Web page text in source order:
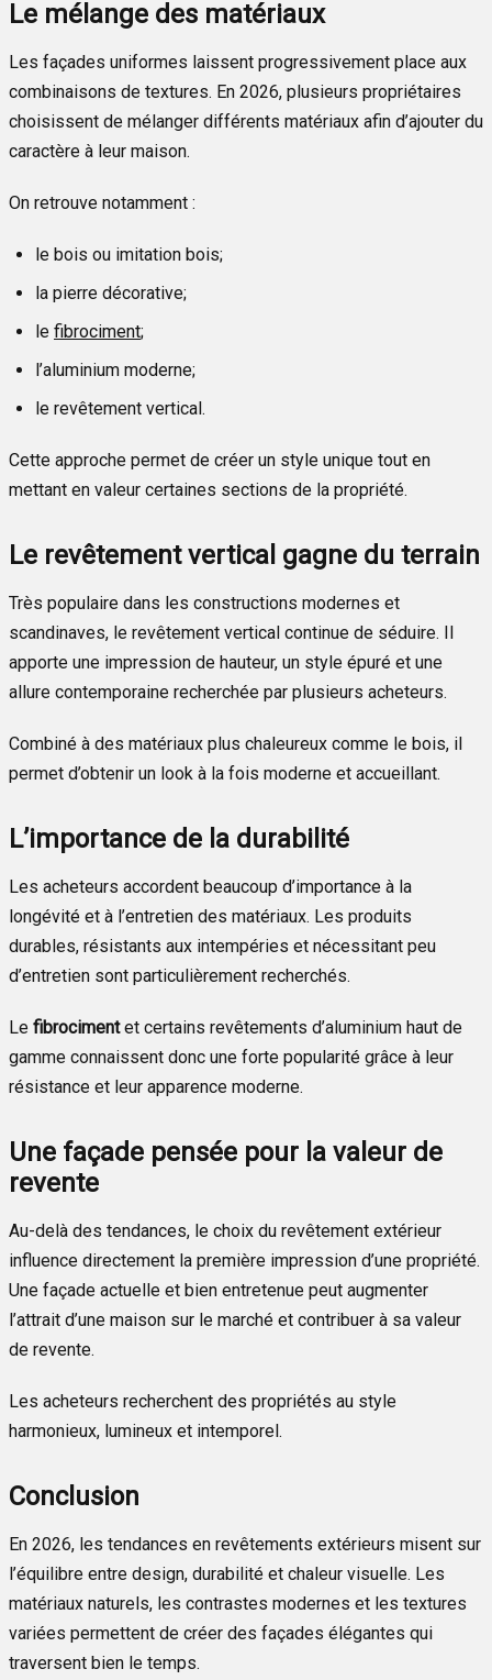
Le mélange des matériaux
Les façades uniformes laissent progressivement place aux
combinaisons de textures. En 2026, plusieurs propriétaires
choisissent de mélanger différents matériaux afin d’ajouter du
caractère à leur maison.
On retrouve notamment :
le bois ou imitation bois;
la pierre décorative;
le fibrociment;
l’aluminium moderne;
le revêtement vertical.
Cette approche permet de créer un style unique tout en
mettant en valeur certaines sections de la propriété.
Le revêtement vertical gagne du terrain
Très populaire dans les constructions modernes et
scandinaves, le revêtement vertical continue de séduire. Il
apporte une impression de hauteur, un style épuré et une
allure contemporaine recherchée par plusieurs acheteurs.
Combiné à des matériaux plus chaleureux comme le bois, il
permet d’obtenir un look à la fois moderne et accueillant.
L’importance de la durabilité
Les acheteurs accordent beaucoup d’importance à la
longévité et à l’entretien des matériaux. Les produits
durables, résistants aux intempéries et nécessitant peu
d’entretien sont particulièrement recherchés.
Le fibrocimentet certains revêtements d’aluminium haut de
gamme connaissent donc une forte popularité grâce à leur
résistance et leur apparence moderne.
Une façade pensée pour la valeur de
revente
Au-delà des tendances, le choix du revêtement extérieur
influence directement la première impression d’une propriété.
Une façade actuelle et bien entretenue peut augmenter
l’attrait d’une maison sur le marché et contribuer à sa valeur
de revente.
Les acheteurs recherchent des propriétés au style
harmonieux, lumineux et intemporel.
Conclusion
En 2026, les tendances en revêtements extérieurs misent sur
l’équilibre entre design, durabilité et chaleur visuelle. Les
matériaux naturels, les contrastes modernes et les textures
variées permettent de créer des façades élégantes qui
traversent bien le temps.